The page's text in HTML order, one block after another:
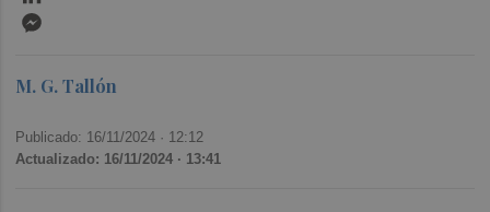
M. G. Tallón
Publicado: 16/11/2024 · 12:12
Actualizado: 16/11/2024 · 13:41